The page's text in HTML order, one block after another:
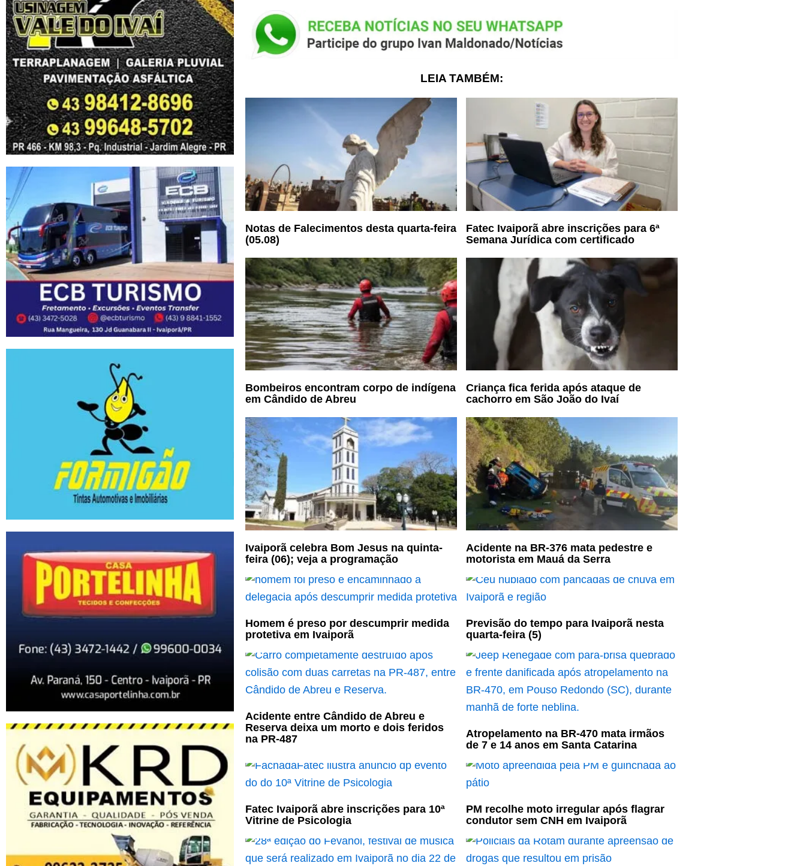
LEIA TAMBÉM:
Notas de Falecimentos desta quarta-feira
(05.08)
Fatec Ivaiporã abre inscrições para 6ª
Semana Jurídica com certificado
Bombeiros encontram corpo de indígena
em Cândido de Abreu
Criança fica ferida após ataque de
cachorro em São João do Ivaí
Ivaiporã celebra Bom Jesus na quinta-
feira (06); veja a programação
Acidente na BR-376 mata pedestre e
motorista em Mauá da Serra
Homem é preso por descumprir medida
protetiva em Ivaiporã
Previsão do tempo para Ivaiporã nesta
quarta-feira (5)
Acidente entre Cândido de Abreu e
Reserva deixa um morto e dois feridos
na PR-487
Atropelamento na BR-470 mata irmãos
de 7 e 14 anos em Santa Catarina
Fatec Ivaiporã abre inscrições para 10ª
Vitrine de Psicologia
PM recolhe moto irregular após flagrar
condutor sem CNH em Ivaiporã